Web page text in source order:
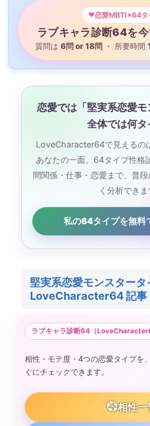
恋愛MBTI×64タ
ラブキャラ診断64を
質問は 6問 or 18問 ・ 所要時間
恋愛では「堅実系恋愛
全体では何タ
LoveCharacter64で見えるの
あなたの一面。64タイプ性格
間関係・仕事・恋愛まで、普
く分析できま
私の64タイプを無料
堅実系恋愛モンスタータ
LoveCharacter64 記事
ラブキャラ診断64（
相性・モテ度・4つの恋愛タイプを
ぐにチェックできます。
💞相性一